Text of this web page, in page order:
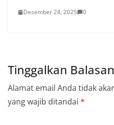
Desember 24, 2025 0
Tinggalkan Balasan
Alamat email Anda tidak
yang wajib ditandai *